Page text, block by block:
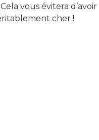
vous évitera
cher !